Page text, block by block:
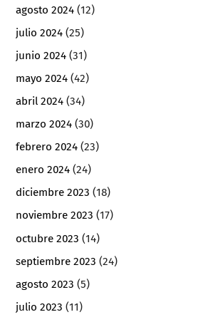
agosto 2024 (12)
julio 2024 (25)
junio 2024 (31)
mayo 2024 (42)
abril 2024 (34)
marzo 2024 (30)
febrero 2024 (23)
enero 2024 (24)
diciembre 2023 (18)
noviembre 2023 (17)
octubre 2023 (14)
septiembre 2023 (24)
agosto 2023 (5)
julio 2023 (11)